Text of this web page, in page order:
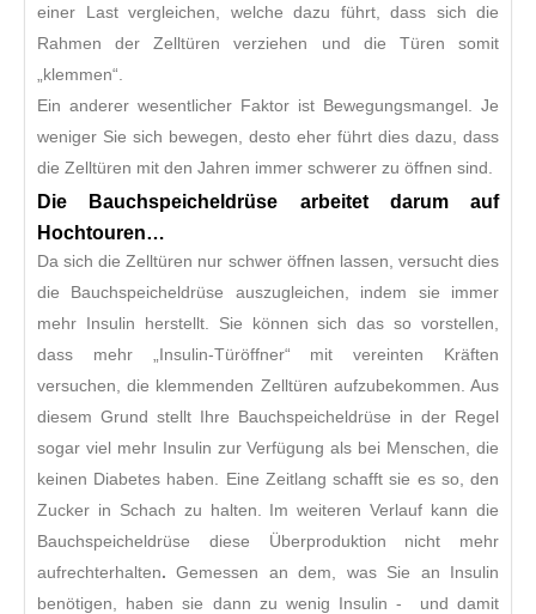
einer Last vergleichen, welche dazu führt, dass sich die
Rahmen der Zelltüren verziehen und die Türen somit
„klemmen“.
Ein anderer wesentlicher Faktor ist Bewegungsmangel. Je
weniger Sie sich bewegen, desto eher führt dies dazu, dass
die Zelltüren mit den Jahren immer schwerer zu öffnen sind.
Die Bauchspeicheldrüse arbeitet darum auf
Hochtouren…
Da sich die Zelltüren nur schwer öffnen lassen, versucht dies
die Bauchspeicheldrüse auszugleichen, indem sie immer
mehr Insulin herstellt. Sie können sich das so vorstellen,
dass mehr „Insulin-Türöffner“ mit vereinten Kräften
versuchen, die klemmenden Zelltüren aufzubekommen. Aus
diesem Grund stellt Ihre Bauchspeicheldrüse in der Regel
sogar viel mehr Insulin zur Verfügung als bei Menschen, die
keinen Diabetes haben. Eine Zeitlang schafft sie es so, den
Zucker in Schach zu halten. Im weiteren Verlauf kann die
Bauchspeicheldrüse diese Überproduktion nicht mehr
aufrechterhalten.Gemessen an dem, was Sie an Insulin
benötigen, haben sie dann zu wenig Insulin - und damit